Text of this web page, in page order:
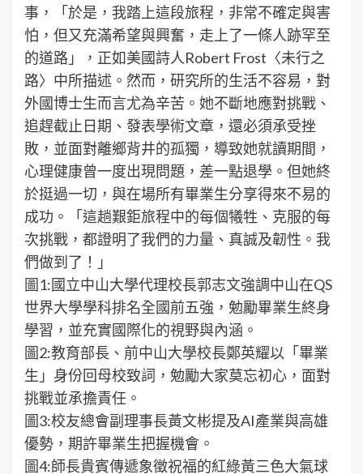
事，「於是，我踏上這段旅程，非常不確定與害
怕，但又充滿希望與興奮，走上了一條人跡罕至
的道路」，正如美國詩人Robert Frost〈未行之
路〉中所描述。然而，研究所的生活不容易，對
外國博士生而言尤為辛苦。她不斷地應對挑戰、
追趕截止日期、發表學術文章，還必須承受挫
敗，並面對離鄉背井的孤獨，導致她就讀期間，
心理健康曾一度出現問題，差一點退學。但她終
於挺過一切，與在場所有畢業生分享得來不易的
成功。「這趟艱鉅旅程中的每個犧牲、克服的每
次挑戰，都證明了我們的力量、真誠及韌性。我
們做到了！」
圖1:國立中山大學代理校長郭志文強調中山在QS
世界大學學科排名全國前五強，勉勵畢業生終身
學習，並充實國際化的視野與內涵。
圖2:教育部長、前中山大學校長鄭英耀以「畢業
生」身份回母校致詞，勉勵大家莫忘初心，面對
挑戰並承擔責任。
圖3:校友總會副理事長黃文彬提及AI產業與高雄
優勢，期許畢業生把握機會。
圖4:師長貴賓傳遞象徵祝福的紅綠黃三色大氣球